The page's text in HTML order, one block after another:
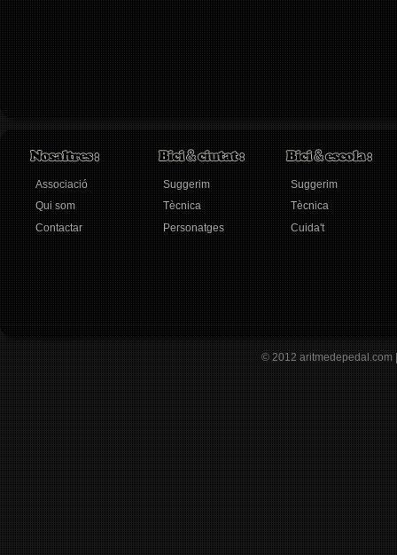
Associació
Qui som
Contactar
Suggerim
Tècnica
Personatges
Suggerim
Tècnica
Cuida't
© 2012aritmedepedal.com